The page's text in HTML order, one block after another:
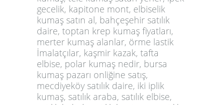
gecelik, kapitone mont, elbiselik
kumaş satın al, bahçeşehir satılık
daire, toptan krep kumaş fiyatları,
merter kumaş alanlar, örme lastik
İmalatçılar, kaşmir kazak, tafta
elbise, polar kumaş nedir, bursa
kumaş pazarı onliğine satış,
mecdiyeköy satılık daire, iki iplik
kumaş, satılık araba, satılık elbise,